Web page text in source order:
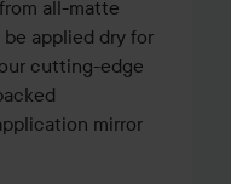
all-matte
applied dry for
cutting-edge
mirror